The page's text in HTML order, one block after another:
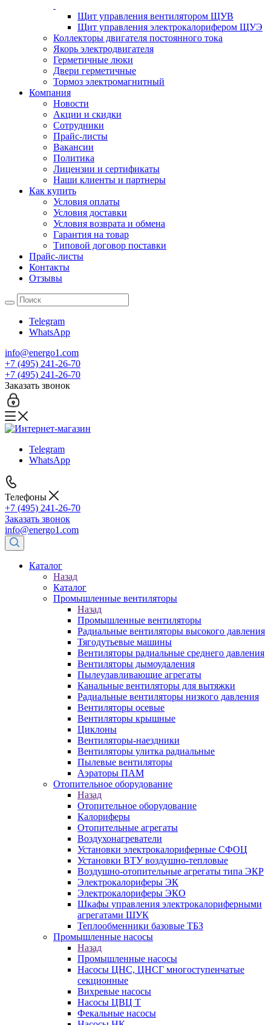
Щит управления вентилятором ЩУВ
Щит управления электрокалорифером ЩУЭ
Коллекторы двигателя постоянного тока
Якорь электродвигателя
Герметичные люки
Двери герметичные
Тормоз электромагнитный
Компания
Новости
Акции и скидки
Сотрудники
Прайс-листы
Вакансии
Политика
Лицензии и сертификаты
Наши клиенты и партнеры
Как купить
Условия оплаты
Условия доставки
Условия возврата и обмена
Гарантия на товар
Типовой договор поставки
Прайс-листы
Контакты
Отзывы
Telegram
WhatsApp
info@energo1.com
+7 (495) 241-26-70
+7 (495) 241-26-70
Заказать звонок
Telegram
WhatsApp
Телефоны
+7 (495) 241-26-70
Заказать звонок
info@energo1.com
Каталог
Назад
Каталог
Промышленные вентиляторы
Назад
Промышленные вентиляторы
Радиальные вентиляторы высокого давления
Тягодутьевые машины
Вентиляторы радиальные среднего давления
Вентиляторы дымоудаления
Пылеулавливающие агрегаты
Канальные вентиляторы для вытяжки
Радиальные вентиляторы низкого давления
Вентиляторы осевые
Вентиляторы крышные
Циклоны
Вентиляторы-наездники
Вентиляторы улитка радиальные
Пылевые вентиляторы
Аэраторы ПАМ
Отопительное оборудование
Назад
Отопительное оборудование
Калориферы
Отопительные агрегаты
Воздухонагреватели
Установки электрокалориферные СФОЦ
Установки ВТУ воздушно-тепловые
Воздушно-отопительные агрегаты типа ЭКР
Электрокалориферы ЭК
Электрокалориферы ЭКО
Шкафы управления электрокалориферными
агрегатами ШУК
Теплообменники базовые ТБЗ
Промышленные насосы
Назад
Промышленные насосы
Насосы ЦНС, ЦНСГ многоступенчатые
секционные
Вихревые насосы
Насосы ЦВЦ Т
Фекальные насосы